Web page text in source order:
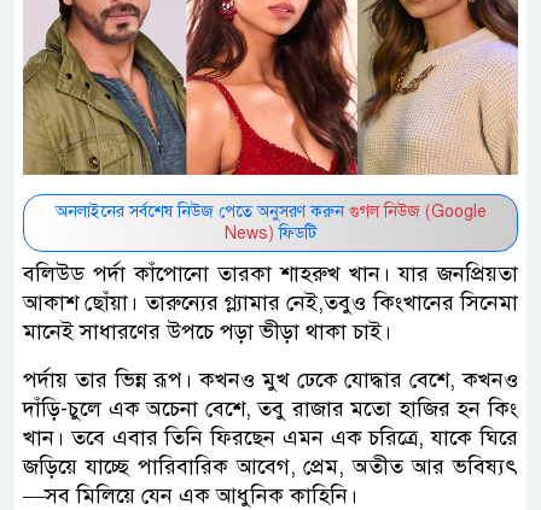
অনলাইনের সর্বশেষ নিউজ পেতে অনুসরণ করুন গুগল নিউজ (Google
News) ফিডটি
বলিউড পর্দা কাঁপোনো তারকা শাহরুখ খান। যার জনপ্রিয়তা
আকাশ ছোঁয়া। তারুন্যের গ্ল্যামার নেই,তবুও কিংখানের সিনেমা
মানেই সাধারণের উপচে পড়া ভীড়া থাকা চাই।
পর্দায় তার ভিন্ন রূপ। কখনও মুখ ঢেকে যোদ্ধার বেশে, কখনও
দাঁড়ি-চুলে এক অচেনা বেশে, তবু রাজার মতো হাজির হন কিং
খান। তবে এবার তিনি ফিরছেন এমন এক চরিত্রে, যাকে ঘিরে
জড়িয়ে যাচ্ছে পারিবারিক আবেগ, প্রেম, অতীত আর ভবিষ্যৎ
—সব মিলিয়ে যেন এক আধুনিক কাহিনি।